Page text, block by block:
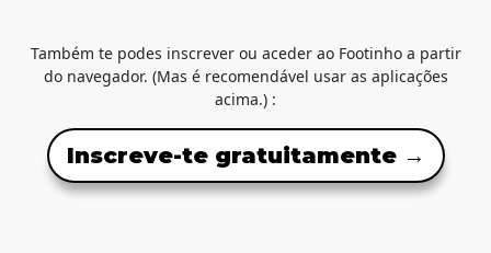
Também te podes inscrever ou aceder ao Footinho a partir
do navegador. (Mas é recomendável usar as aplicações
acima.) :
Inscreve-te gratuitamente →